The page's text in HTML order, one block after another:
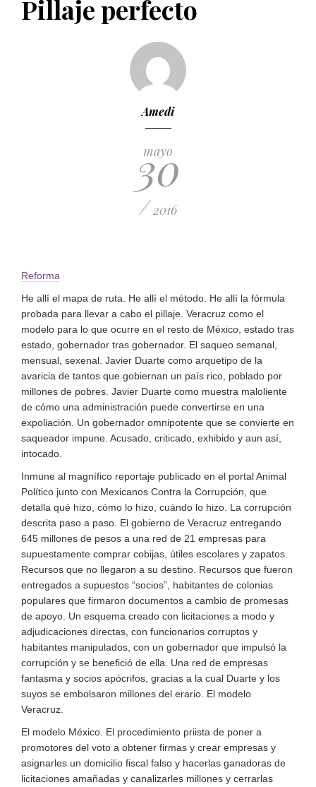
PUBLICADO EL 5 ENERO, 2023
Pillaje perfecto
Amedi
mayo
30
/ 2016
Reforma
He allí el mapa de ruta. He allí el método. He allí la fórmula
probada para llevar a cabo el pillaje. Veracruz como el
modelo para lo que ocurre en el resto de México, estado tras
estado, gobernador tras gobernador. El saqueo semanal,
mensual, sexenal. Javier Duarte como arquetipo de la
avaricia de tantos que gobiernan un país rico, poblado por
millones de pobres. Javier Duarte como muestra maloliente
de cómo una administración puede convertirse en una
expoliación. Un gobernador omnipotente que se convierte en
saqueador impune. Acusado, criticado, exhibido y aun así,
intocado.
Inmune al magnífico reportaje publicado en el portal Animal
Político junto con Mexicanos Contra la Corrupción, que
detalla qué hizo, cómo lo hizo, cuándo lo hizo. La corrupción
descrita paso a paso. El gobierno de Veracruz entregando
645 millones de pesos a una red de 21 empresas para
supuestamente comprar cobijas, útiles escolares y zapatos.
Recursos que no llegaron a su destino. Recursos que fueron
entregados a supuestos “socios”, habitantes de colonias
populares que firmaron documentos a cambio de promesas
de apoyo. Un esquema creado con licitaciones a modo y
adjudicaciones directas, con funcionarios corruptos y
habitantes manipulados, con un gobernador que impulsó la
corrupción y se benefició de ella. Una red de empresas
fantasma y socios apócrifos, gracias a la cual Duarte y los
suyos se embolsaron millones del erario. El modelo
Veracruz.
El modelo México. El procedimiento priista de poner a
promotores del voto a obtener firmas y crear empresas y
asignarles un domicilio fiscal falso y hacerlas ganadoras de
licitaciones amañadas y canalizarles millones y cerrarlas